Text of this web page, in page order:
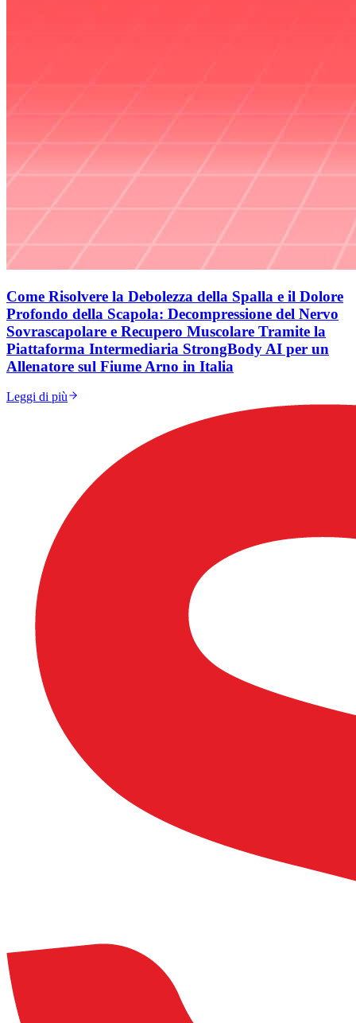
Come Risolvere la Debolezza della Spalla e il Dolore
Profondo della Scapola: Decompressione del Nervo
Sovrascapolare e Recupero Muscolare Tramite la
Piattaforma Intermediaria StrongBody AI per un
Allenatore sul Fiume Arno in Italia
Leggi di più